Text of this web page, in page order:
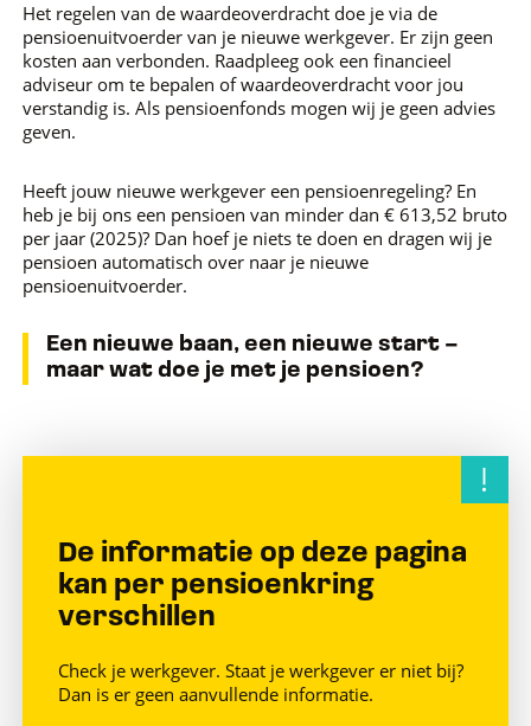
Het regelen van de waardeoverdracht doe je via de
pensioenuitvoerder van je nieuwe werkgever. Er zijn geen
kosten aan verbonden. Raadpleeg ook een financieel
adviseur om te bepalen of waardeoverdracht voor jou
verstandig is. Als pensioenfonds mogen wij je geen advies
geven.
Heeft jouw nieuwe werkgever een pensioenregeling? En
heb je bij ons een pensioen van minder dan € 613,52 bruto
per jaar (2025)? Dan hoef je niets te doen en dragen wij je
pensioen automatisch over naar je nieuwe
pensioenuitvoerder.
Een nieuwe baan, een nieuwe start –
maar wat doe je met je pensioen?
De informatie op deze pagina
kan per pensioenkring
verschillen
Check je werkgever. Staat je werkgever er niet bij?
Dan is er geen aanvullende informatie.